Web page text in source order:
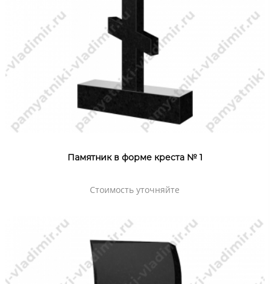
Памятник в форме креста № 1
Стоимость уточняйте